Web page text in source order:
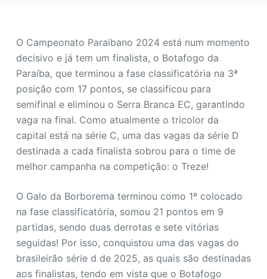
O Campeonato Paraibano 2024 está num momento
decisivo e já tem um finalista, o Botafogo da
Paraíba, que terminou a fase classificatória na 3ª
posição com 17 pontos, se classificou para
semifinal e eliminou o Serra Branca EC, garantindo
vaga na final. Como atualmente o tricolor da
capital está na série C, uma das vagas da série D
destinada a cada finalista sobrou para o time de
melhor campanha na competição: o Treze!
O Galo da Borborema terminou como 1º colocado
na fase classificatória, somou 21 pontos em 9
partidas, sendo duas derrotas e sete vitórias
seguidas! Por isso, conquistou uma das vagas do
brasileirão série d de 2025, as quais são destinadas
aos finalistas, tendo em vista que o Botafogo